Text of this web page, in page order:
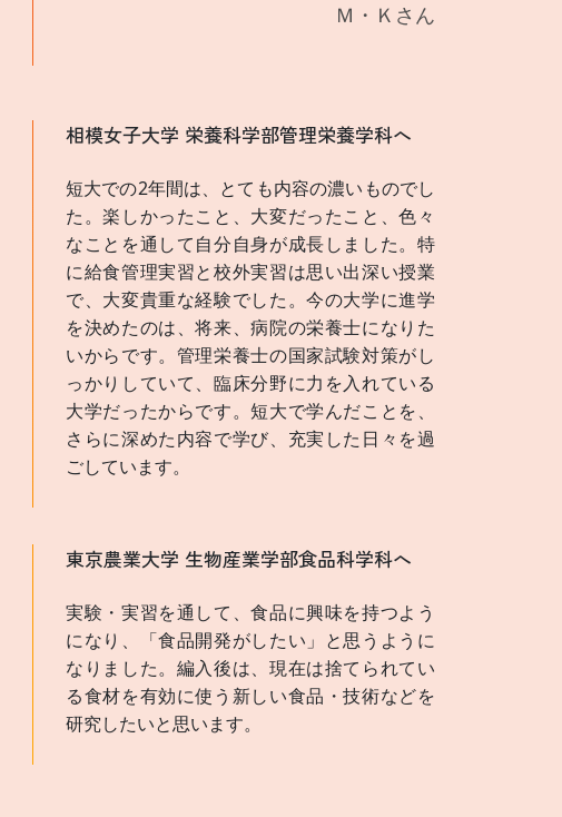
Ｍ・Ｋさん
相模女子大学 栄養科学部管理栄養学科へ
短大での2年間は、とても内容の濃いものでし
た。楽しかったこと、大変だったこと、色々
なことを通して自分自身が成長しました。特
に給食管理実習と校外実習は思い出深い授業
で、大変貴重な経験でした。今の大学に進学
を決めたのは、将来、病院の栄養士になりた
いからです。管理栄養士の国家試験対策がし
っかりしていて、臨床分野に力を入れている
大学だったからです。短大で学んだことを、
さらに深めた内容で学び、充実した日々を過
ごしています。
東京農業大学 生物産業学部食品科学科へ
実験・実習を通して、食品に興味を持つよう
になり、「食品開発がしたい」と思うように
なりました。編入後は、現在は捨てられてい
る食材を有効に使う新しい食品・技術などを
研究したいと思います。